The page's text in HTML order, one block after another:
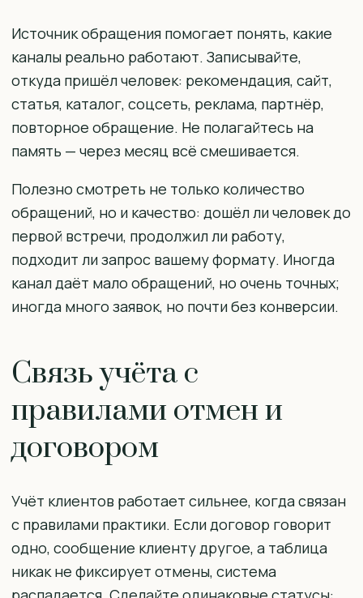
Источник обращения помогает понять, какие
каналы реально работают. Записывайте,
откуда пришёл человек: рекомендация, сайт,
статья, каталог, соцсеть, реклама, партнёр,
повторное обращение. Не полагайтесь на
память — через месяц всё смешивается.
Полезно смотреть не только количество
обращений, но и качество: дошёл ли человек до
первой встречи, продолжил ли работу,
подходит ли запрос вашему формату. Иногда
канал даёт мало обращений, но очень точных;
иногда много заявок, но почти без конверсии.
Связь учёта с
правилами отмен и
договором
Учёт клиентов работает сильнее, когда связан
с правилами практики. Если договор говорит
одно, сообщение клиенту другое, а таблица
никак не фиксирует отмены, система